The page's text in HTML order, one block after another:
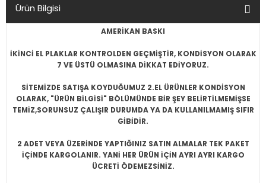
Ürün Bilgisi
AMERİKAN BASKI
İKİNCİ EL PLAKLAR KONTROLDEN GEÇMİŞTİR, KONDİSYON OLARAK
7 VE ÜSTÜ OLMASINA DİKKAT EDİYORUZ.
SİTEMİZDE SATIŞA KOYDUĞUMUZ 2.EL ÜRÜNLER KONDİSYON
OLARAK, "ÜRÜN BİLGİSİ" BÖLÜMÜNDE BİR ŞEY BELİRTİLMEMİŞSE
TEMİZ,SORUNSUZ ÇALIŞIR DURUMDA YA DA KULLANILMAMIŞ SIFIR
GİBİDİR.
2 ADET VEYA ÜZERİNDE YAPTIĞINIZ SATIN ALMALAR TEK PAKET
İÇİNDE KARGOLANIR. YANİ HER ÜRÜN İÇİN AYRI AYRI KARGO
ÜCRETİ ÖDEMEZSİNİZ.